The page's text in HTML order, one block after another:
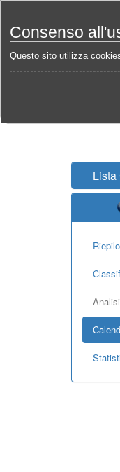
Consenso
Questo sito utilizza
Home